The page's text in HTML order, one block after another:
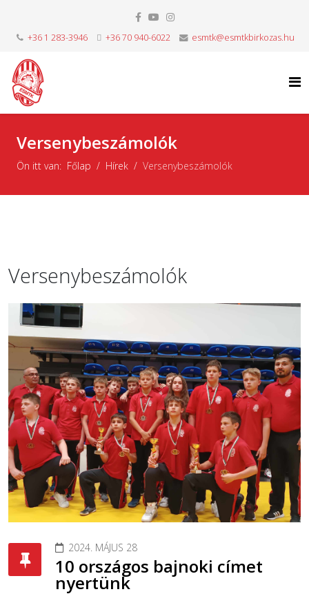
+36 1 283-3946 +36 70 940-6022 esmtk@esmtkbirkozas.hu
Versenybeszámolók
Ön itt van: Főlap Hírek Versenybeszámolók
Versenybeszámolók
2024. MÁJUS 28
10 országos bajnoki címet
nyertünk